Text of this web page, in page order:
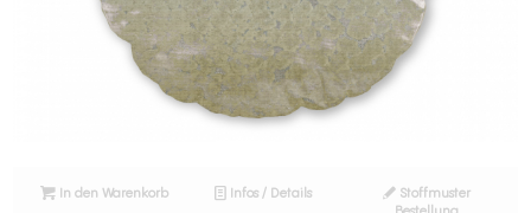
In den Warenkorb Infos / Details
Stoffmuster